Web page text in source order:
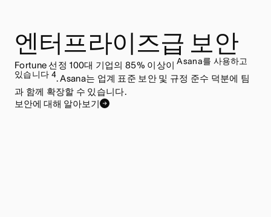
엔터프라이즈급 보안
Fortune 선정 100대 기업의 85% 이상이 Asana를 사용하고
있습니다 4. Asana는 업계 표준 보안 및 규정 준수 덕분에 팀
과 함께 확장할 수 있습니다.
보안에 대해 알아보기